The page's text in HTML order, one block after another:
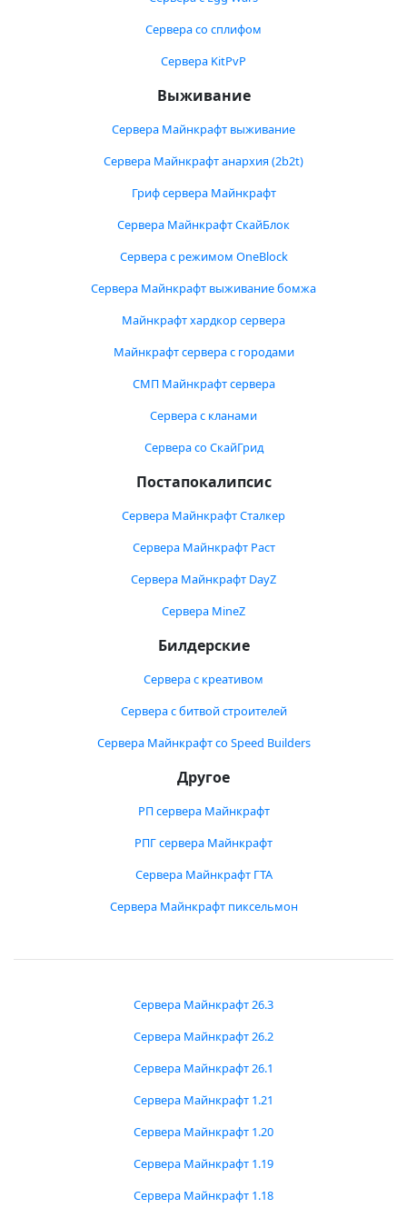
Сервера со сплифом
Сервера KitPvP
Выживание
Сервера Майнкрафт выживание
Сервера Майнкрафт анархия (2b2t)
Гриф сервера Майнкрафт
Сервера Майнкрафт СкайБлок
Сервера с режимом OneBlock
Сервера Майнкрафт выживание бомжа
Майнкрафт хардкор сервера
Майнкрафт сервера с городами
СМП Майнкрафт сервера
Сервера с кланами
Сервера со СкайГрид
Постапокалипсис
Сервера Майнкрафт Сталкер
Сервера Майнкрафт Раст
Сервера Майнкрафт DayZ
Сервера MineZ
Билдерские
Сервера с креативом
Сервера с битвой строителей
Сервера Майнкрафт со Speed Builders
Другое
РП сервера Майнкрафт
РПГ сервера Майнкрафт
Сервера Майнкрафт ГТА
Сервера Майнкрафт пиксельмон
Сервера Майнкрафт 26.3
Сервера Майнкрафт 26.2
Сервера Майнкрафт 26.1
Сервера Майнкрафт 1.21
Сервера Майнкрафт 1.20
Сервера Майнкрафт 1.19
Сервера Майнкрафт 1.18